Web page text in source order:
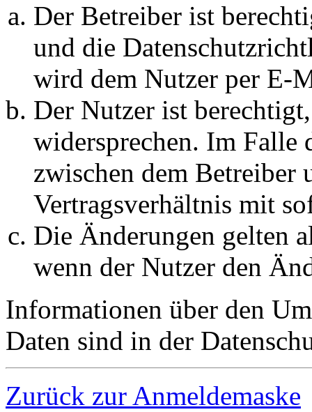
Der Betreiber ist
und die
wird dem Nutzer per E-
Der Nutzer ist
widersprechen. Im Falle
zwischen dem Betreiber
Vertragsverhältnis mit
Die Änderungen gelten
wenn der Nutzer den
Informationen über den
Daten sind in der
Zurück zur Anmeldemaske